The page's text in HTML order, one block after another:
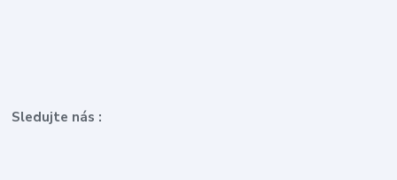
Sledujte nás :